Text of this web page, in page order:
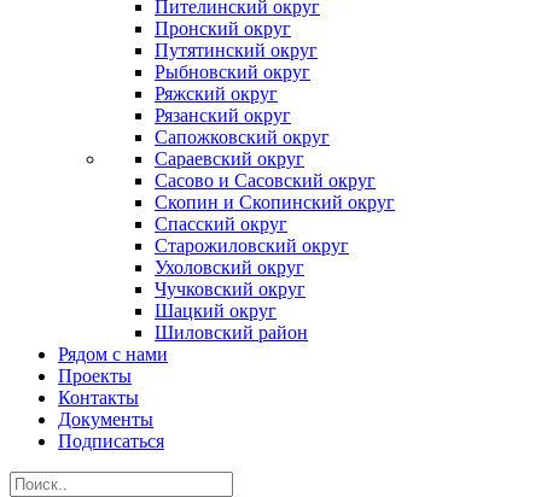
Пителинский округ
Пронский округ
Путятинский округ
Рыбновский округ
Ряжский округ
Рязанский округ
Сапожковский округ
Сараевский округ
Сасово и Сасовский округ
Скопин и Скопинский округ
Спасский округ
Старожиловский округ
Ухоловский округ
Чучковский округ
Шацкий округ
Шиловский район
Рядом с нами
Проекты
Контакты
Документы
Подписаться